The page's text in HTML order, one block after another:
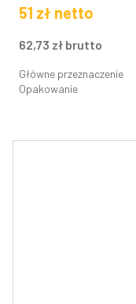
51 zł netto
62,73 zł brutto
Główne przeznaczenie
Opakowanie